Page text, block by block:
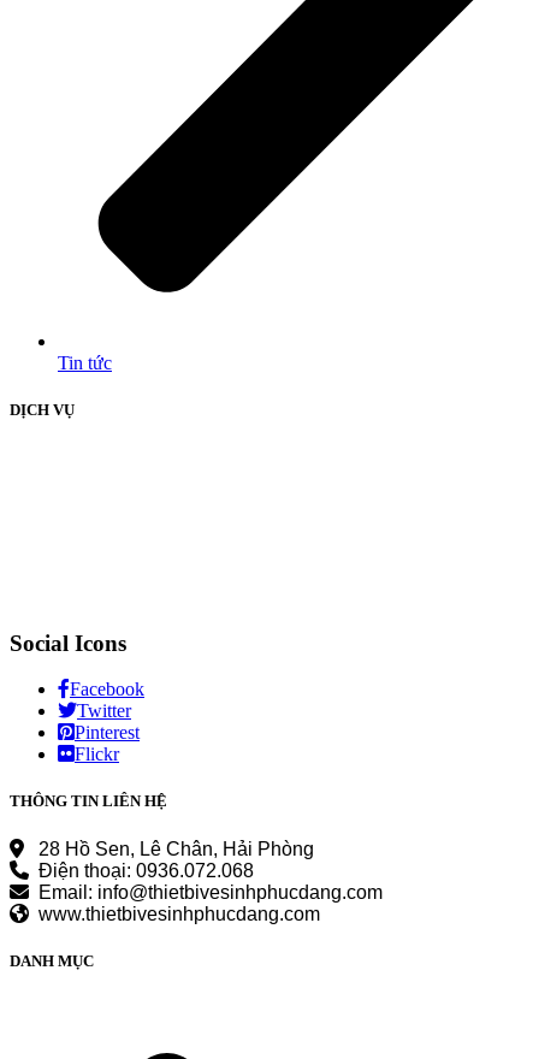
Tin tức
DỊCH VỤ
Social Icons
Facebook
Twitter
Pinterest
Flickr
THÔNG TIN LIÊN HỆ
28 Hồ Sen, Lê Chân, Hải Phòng
Điện thoại: 0936.072.068
Email: info@thietbivesinhphucdang.com
www.thietbivesinhphucdang.com
DANH MỤC